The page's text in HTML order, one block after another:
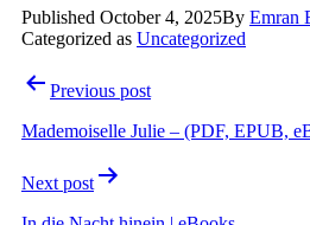
Published October 4, 2025By Emran
Categorized as Uncategorized
Post
navigation
Previous post
Mademoiselle Julie – (PDF, EPUB,
Next post